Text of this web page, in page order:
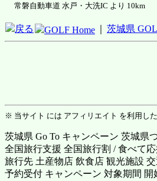
常磐自動車道 水戸・大洗IC より 10km
戻る GOLF Home 茨城県
※ 当サイト には アフィリエイト を利用し
茨城県 Go To キャンペーン 茨城県
全国旅行支援 全国旅行割 / 食べて
旅行先 土産物店 飲食店 観光施設
予約受付 キャンペーン 対象期間